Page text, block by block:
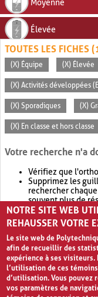
Moyenne
Élevée
TOUTES LES FICHES
(X) Équipe (X) Élevée
(X) Activités développées
(X) Sporadiques (X)
(X) En classe et hors classe
Votre recherche n'a
Vérifiez que
Supprimez les
rechercher
souvent plus de
Envisagez
retournera
NOTRE SITE WEB
REHAUSSER VOTRE
Le site web de
afin de recueillir des
expérience à ses visiteurs.
l’utilisation de ces
d’utilisation. Vous pouvez
vos paramètres de